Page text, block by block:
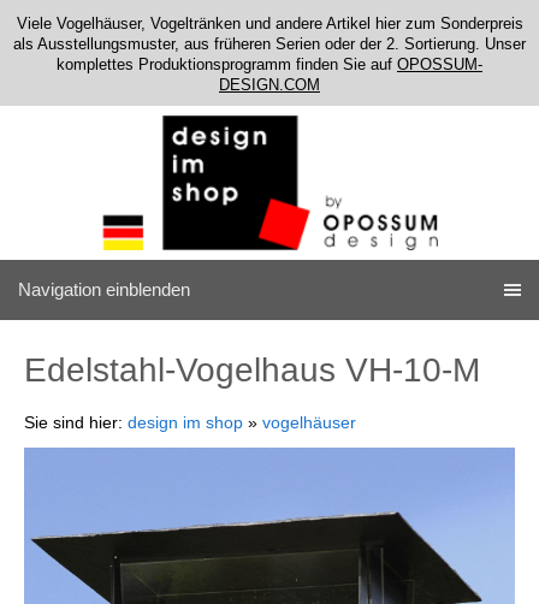
Viele Vogelhäuser, Vogeltränken und andere Artikel hier zum Sonderpreis
als Ausstellungsmuster, aus früheren Serien oder der 2. Sortierung. Unser
komplettes Produktionsprogramm finden Sie auf OPOSSUM-
DESIGN.COM
Navigation einblenden
Edelstahl-Vogelhaus VH-10-M
Sie sind hier: design im shop » vogelhäuser